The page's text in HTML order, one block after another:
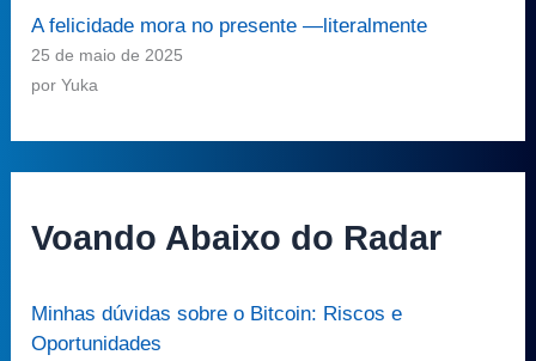
A felicidade mora no presente —literalmente
25 de maio de 2025
por Yuka
Voando Abaixo do Radar
Minhas dúvidas sobre o Bitcoin: Riscos e
Oportunidades